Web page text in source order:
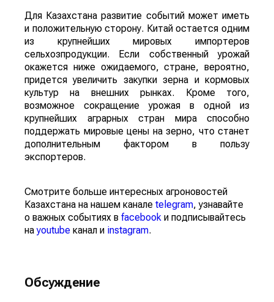
Для Казахстана развитие событий может иметь
и положительную сторону. Китай остается одним
из крупнейших мировых импортеров
сельхозпродукции. Если собственный урожай
окажется ниже ожидаемого, стране, вероятно,
придется увеличить закупки зерна и кормовых
культур на внешних рынках. Кроме того,
возможное сокращение урожая в одной из
крупнейших аграрных стран мира способно
поддержать мировые цены на зерно, что станет
дополнительным фактором в пользу
экспортеров.
Смотрите больше интересных агроновостей
Казахстана на нашем канале telegram, узнавайте
о важных событиях в facebook и подписывайтесь
наyoutube канал и instagram.
Обсуждение